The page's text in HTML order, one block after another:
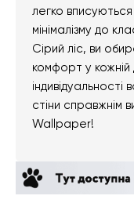
легко вписуються
мінімалізму до
Сірий ліс, ви
комфорт у
стіни справжнім
Wallpaper!